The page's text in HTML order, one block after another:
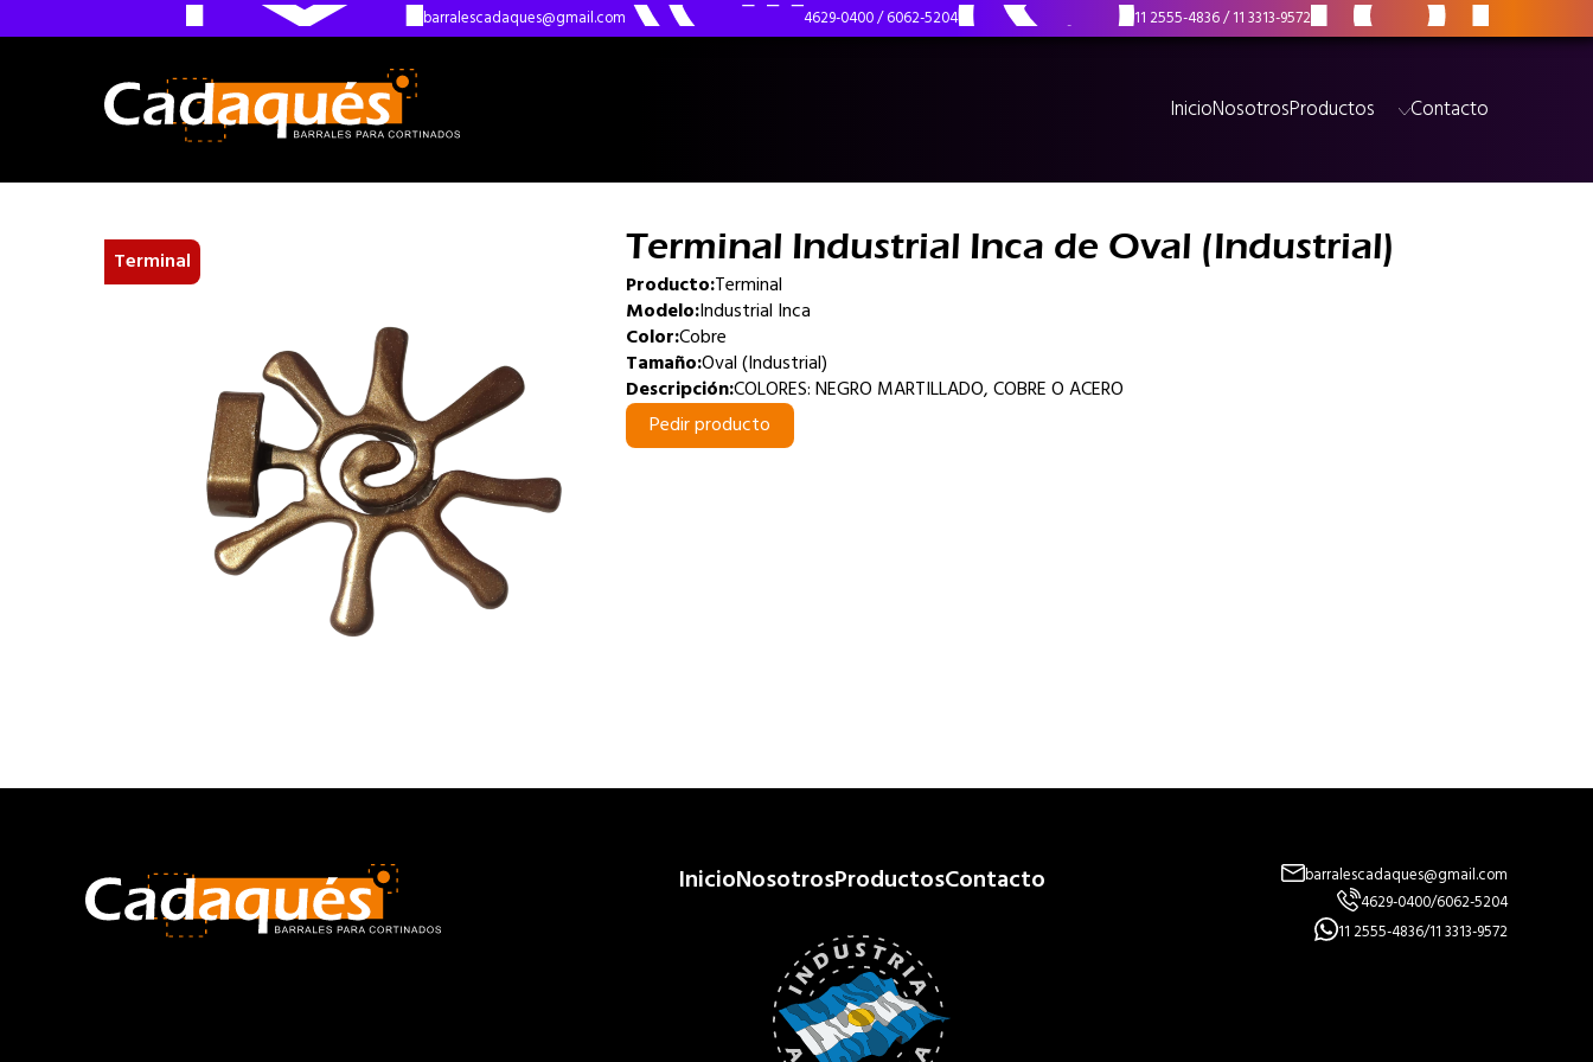
barralescadaques@gmail.com 4629-0400/6062-5204 11 2555-4836/11 3313-9572
InicioNosotrosProductos Contacto
Terminal Terminal Industrial Inca de Oval (Industrial)
Producto:Terminal
Modelo:Industrial Inca
Color:Cobre
Tamaño:Oval (Industrial)
Descripción:COLORES: NEGRO MARTILLADO, COBRE O ACERO
Pedir producto
InicioNosotrosProductosContacto
barralescadaques@gmail.com
4629-0400/6062-5204
11 2555-4836/11 3313-9572